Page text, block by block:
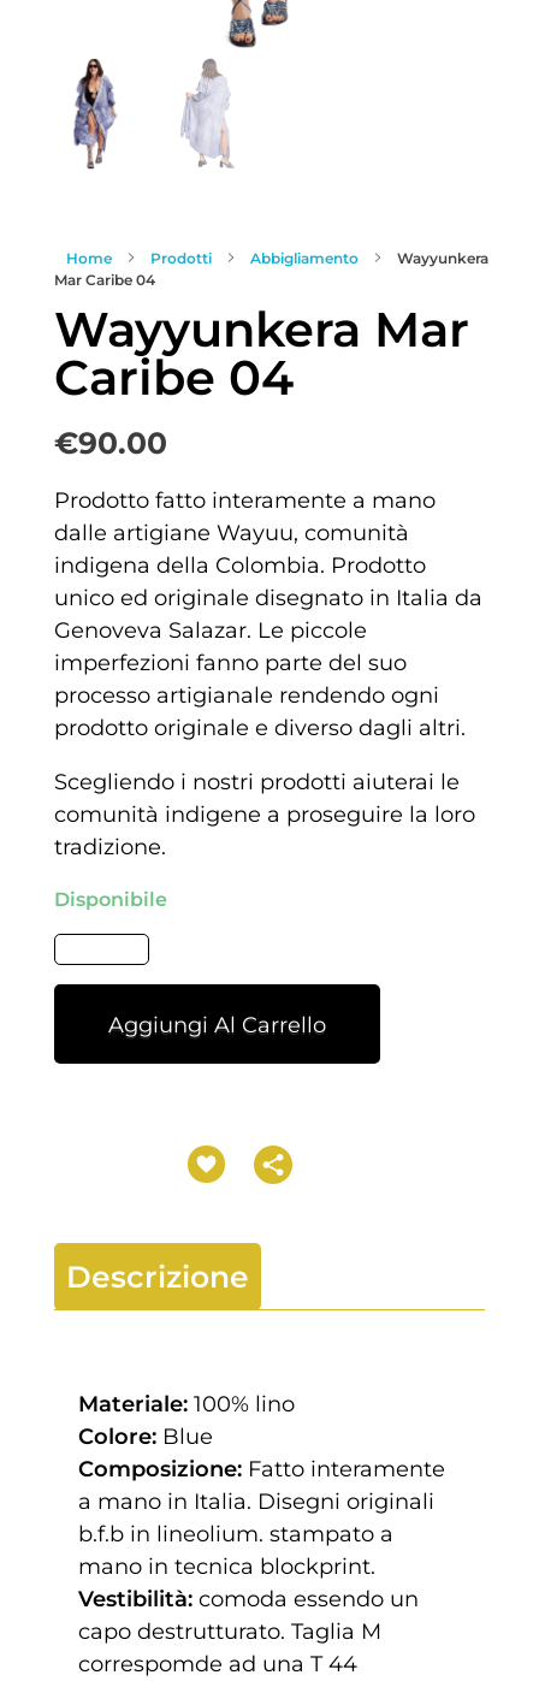
Home Prodotti Abbigliamento
Wayyunkera
Mar Caribe 04
Wayyunkera Mar
Caribe 04
€90.00
Prodotto fatto interamente a mano
dalle artigiane Wayuu, comunità
indigena della Colombia. Prodotto
unico ed originale disegnato in Italia da
Genoveva Salazar. Le piccole
imperfezioni fanno parte del suo
processo artigianale rendendo ogni
prodotto originale e diverso dagli altri.
Scegliendo i nostri prodotti aiuterai le
comunità indigene a proseguire la loro
tradizione.
Disponibile
Aggiungi Al Carrello
Descrizione
Materiale: 100% lino
Colore: Blue
Composizione: Fatto interamente
a mano in Italia. Disegni originali
b.f.b in lineolium. stampato a
mano in tecnica blockprint.
Vestibilità: comoda essendo un
capo destrutturato. Taglia M
correspomde ad una T 44